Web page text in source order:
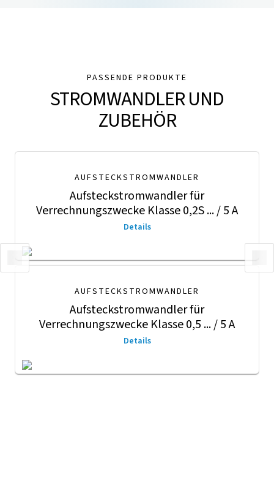
PASSENDE PRODUKTE
STROMWANDLER UND
ZUBEHÖR
AUFSTECKSTROMWANDLER
Aufsteckstromwandler für
Verrechnungszwecke Klasse 0,2S ... / 5 A
Details
AUFSTECKSTROMWANDLER
Aufsteckstromwandler für
Verrechnungszwecke Klasse 0,5 ... / 5 A
Details